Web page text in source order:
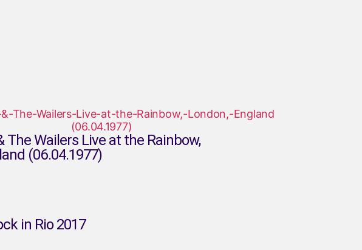
The Wailers Live at the Rainbow,
(06.04.1977)
in Rio 2017